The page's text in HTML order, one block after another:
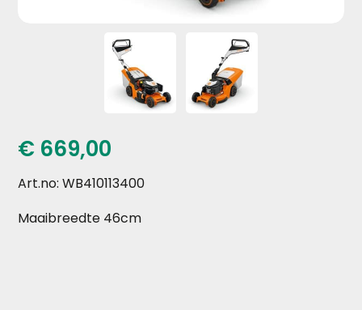
€ 669,00
Art.no: WB410113400
Maaibreedte 46cm